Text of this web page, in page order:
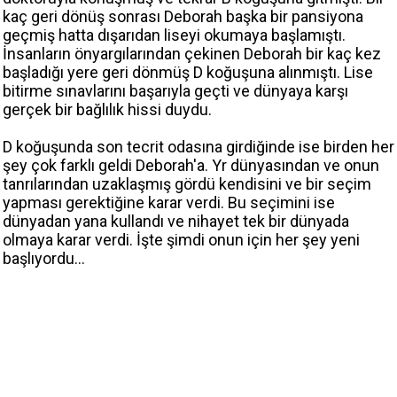
kaç geri dönüş sonrası Deborah başka bir pansiyona
geçmiş hatta dışarıdan liseyi okumaya başlamıştı.
İnsanların önyargılarından çekinen Deborah bir kaç kez
başladığı yere geri dönmüş D koğuşuna alınmıştı. Lise
bitirme sınavlarını başarıyla geçti ve dünyaya karşı
gerçek bir bağlılık hissi duydu.
D koğuşunda son tecrit odasına girdiğinde ise birden her
şey çok farklı geldi Deborah'a. Yr dünyasından ve onun
tanrılarından uzaklaşmış gördü kendisini ve bir seçim
yapması gerektiğine karar verdi. Bu seçimini ise
dünyadan yana kullandı ve nihayet tek bir dünyada
olmaya karar verdi. İşte şimdi onun için her şey yeni
başlıyordu...